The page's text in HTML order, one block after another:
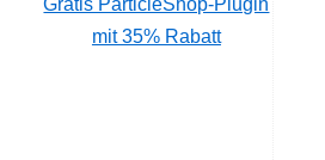
mit 35% Rabatt